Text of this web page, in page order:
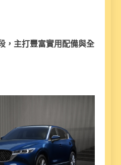
，主打豐富實用配備與全